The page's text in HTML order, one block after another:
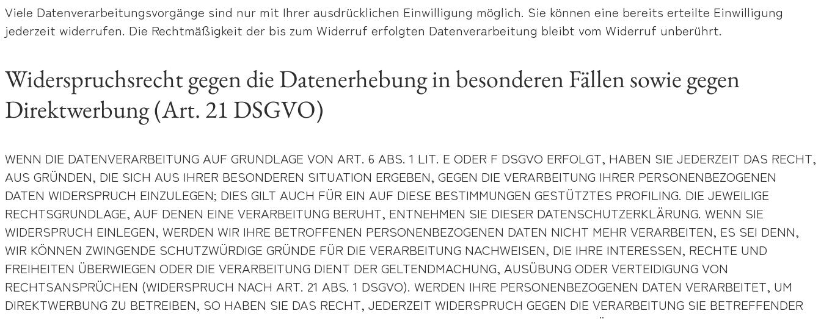
Viele Datenverarbeitungsvorgänge sind nur mit Ihrer ausdrücklichen Einwilligung möglich. Sie können eine bereits erteilte Einwilligung
jederzeit widerrufen. Die Rechtmäßigkeit der bis zum Widerruf erfolgten Datenverarbeitung bleibt vom Widerruf unberührt.
Widerspruchsrecht gegen die Datenerhebung in besonderen Fällen sowie gegen
Direktwerbung (Art. 21 DSGVO)
WENN DIE DATENVERARBEITUNG AUF GRUNDLAGE VON ART. 6 ABS. 1 LIT. E ODER F DSGVO ERFOLGT, HABEN SIE JEDERZEIT DAS RECHT,
AUS GRÜNDEN, DIE SICH AUS IHRER BESONDEREN SITUATION ERGEBEN, GEGEN DIE VERARBEITUNG IHRER PERSONENBEZOGENEN
DATEN WIDERSPRUCH EINZULEGEN; DIES GILT AUCH FÜR EIN AUF DIESE BESTIMMUNGEN GESTÜTZTES PROFILING. DIE JEWEILIGE
RECHTSGRUNDLAGE, AUF DENEN EINE VERARBEITUNG BERUHT, ENTNEHMEN SIE DIESER DATENSCHUTZERKLÄRUNG. WENN SIE
WIDERSPRUCH EINLEGEN, WERDEN WIR IHRE BETROFFENEN PERSONENBEZOGENEN DATEN NICHT MEHR VERARBEITEN, ES SEI DENN,
WIR KÖNNEN ZWINGENDE SCHUTZWÜRDIGE GRÜNDE FÜR DIE VERARBEITUNG NACHWEISEN, DIE IHRE INTERESSEN, RECHTE UND
FREIHEITEN ÜBERWIEGEN ODER DIE VERARBEITUNG DIENT DER GELTENDMACHUNG, AUSÜBUNG ODER VERTEIDIGUNG VON
RECHTSANSPRÜCHEN (WIDERSPRUCH NACH ART. 21 ABS. 1 DSGVO). WERDEN IHRE PERSONENBEZOGENEN DATEN VERARBEITET, UM
DIREKTWERBUNG ZU BETREIBEN, SO HABEN SIE DAS RECHT, JEDERZEIT WIDERSPRUCH GEGEN DIE VERARBEITUNG SIE BETREFFENDER